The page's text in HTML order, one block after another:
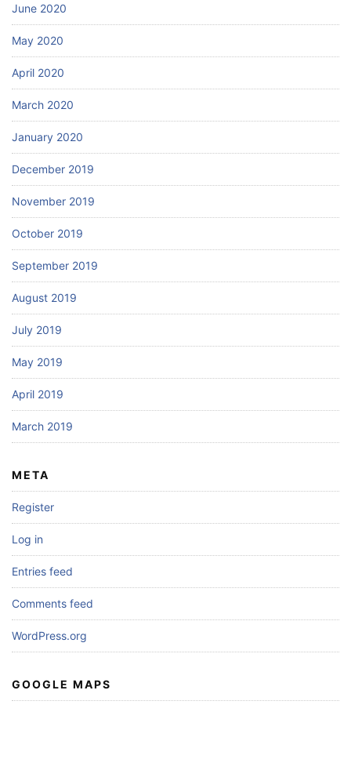
June 2020
May 2020
April 2020
March 2020
January 2020
December 2019
November 2019
October 2019
September 2019
August 2019
July 2019
May 2019
April 2019
March 2019
META
Register
Log in
Entries feed
Comments feed
WordPress.org
GOOGLE MAPS